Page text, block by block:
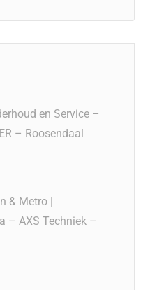
en Service –
– Roosendaal
& Metro |
– AXS Techniek –